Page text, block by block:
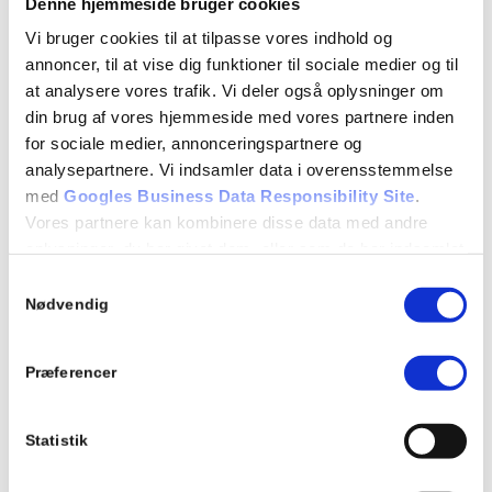
Vi bruger cookies til at tilpasse vores indhold og
annoncer, til at vise dig funktioner til sociale medier og til
at analysere vores trafik. Vi deler også oplysninger om
din brug af vores hjemmeside med vores partnere inden
for sociale medier, annonceringspartnere og
analysepartnere. Vi indsamler data i overensstemmelse
med Googles Business Data Responsibility Site.
Vores partnere kan kombinere disse data med andre
Se Cookie & Privatlivspolitik
Nødvendig
Præferencer
Statistik
★★★★★
Jeg har både været til behandlinger som
gravid og efter fødsel, gået til gravid
bassintræning og går nu til
efterfødselstræning. - og jeg må bare sige jeg
er meget glad og tilfreds!
– Marie
Jeg har gået til både graviditetstræning i vand
begge har min største anbefaling og noget